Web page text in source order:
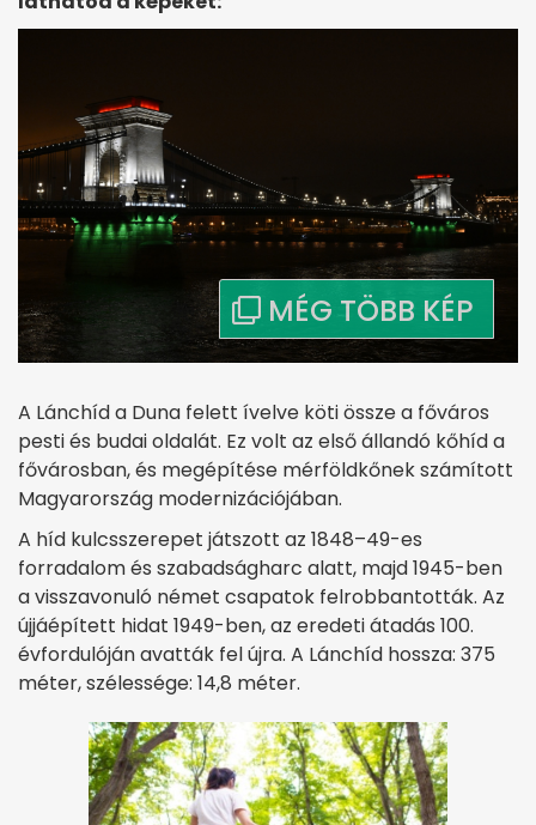
A Lánchíd a Duna felett ívelve köti össze a főváros
pesti és budai oldalát. Ez volt az első állandó kőhíd a
fővárosban, és megépítése mérföldkőnek számított
Magyarország modernizációjában.
A híd kulcsszerepet játszott az 1848–49-es
forradalom és szabadságharc alatt, majd 1945-ben
a visszavonuló német csapatok felrobbantották. Az
újjáépített hidat 1949-ben, az eredeti átadás 100.
évfordulóján avatták fel újra. A Lánchíd hossza: 375
méter, szélessége: 14,8 méter.